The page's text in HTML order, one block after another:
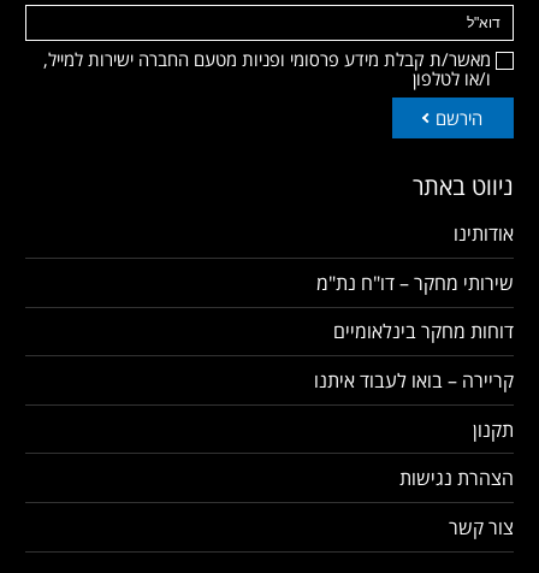
מאשר/ת קבלת מידע פרסומי ופניות מטעם החברה ישירות למייל,
ו/או לטלפון
הירשם
ניווט באתר
אודותינו
שירותי מחקר – דו"ח נת"מ
דוחות מחקר בינלאומיים
קריירה – בואו לעבוד איתנו
תקנון
הצהרת נגישות
צור קשר